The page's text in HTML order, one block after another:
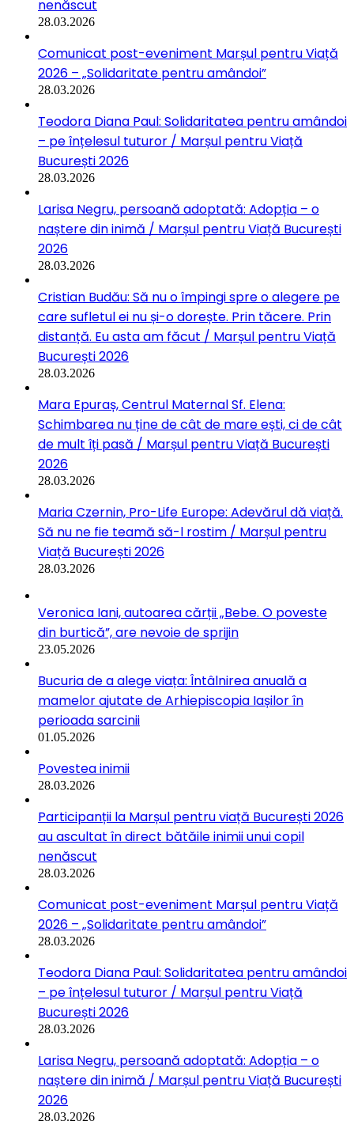
nenăscut
28.03.2026
Comunicat post-eveniment Marșul pentru Viață
2026 – „Solidaritate pentru amândoi”
28.03.2026
Teodora Diana Paul: Solidaritatea pentru amândoi
– pe înțelesul tuturor / Marșul pentru Viață
București 2026
28.03.2026
Larisa Negru, persoană adoptată: Adopția – o
naștere din inimă / Marșul pentru Viață București
2026
28.03.2026
Cristian Budău: Să nu o împingi spre o alegere pe
care sufletul ei nu și-o dorește. Prin tăcere. Prin
distanță. Eu asta am făcut / Marșul pentru Viață
București 2026
28.03.2026
Mara Epuraș, Centrul Maternal Sf. Elena:
Schimbarea nu ține de cât de mare ești, ci de cât
de mult îți pasă / Marșul pentru Viață București
2026
28.03.2026
Maria Czernin, Pro-Life Europe: Adevărul dă viață.
Să nu ne fie teamă să-l rostim / Marșul pentru
Viață București 2026
28.03.2026
Veronica Iani, autoarea cărții „Bebe. O poveste
din burtică”, are nevoie de sprijin
23.05.2026
Bucuria de a alege viața: Întâlnirea anuală a
mamelor ajutate de Arhiepiscopia Iașilor în
perioada sarcinii
01.05.2026
Povestea inimii
28.03.2026
Participanții la Marșul pentru viață București 2026
au ascultat în direct bătăile inimii unui copil
nenăscut
28.03.2026
Comunicat post-eveniment Marșul pentru Viață
2026 – „Solidaritate pentru amândoi”
28.03.2026
Teodora Diana Paul: Solidaritatea pentru amândoi
– pe înțelesul tuturor / Marșul pentru Viață
București 2026
28.03.2026
Larisa Negru, persoană adoptată: Adopția – o
naștere din inimă / Marșul pentru Viață București
2026
28.03.2026